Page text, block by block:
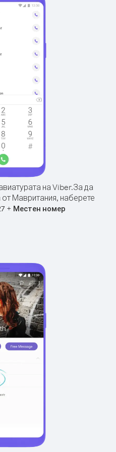
на Viber.За да
Мавритания, наберете
+ Местен номер